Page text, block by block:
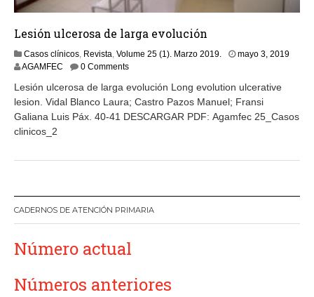
Lesión ulcerosa de larga evolución
Casos clínicos, Revista, Volume 25 (1). Marzo 2019. mayo 3, 2019m
,
AGAMFEC 0 Comments
Lesión ulcerosa de larga evolución Long evolution ulcerative
lesion. Vidal Blanco Laura; Castro Pazos Manuel; Fransi
Galiana Luis Páx. 40-41 DESCARGAR PDF: Agamfec 25_Casos
clinicos_2
CADERNOS DE ATENCIÓN PRIMARIA
Número actual
Números anteriores